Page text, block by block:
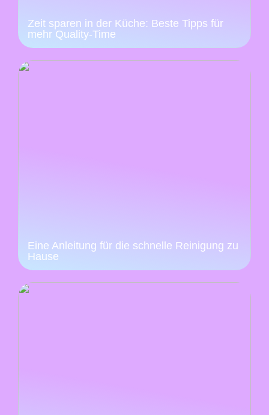
Zeit sparen in der Küche: Beste Tipps für
mehr Quality-Time
Eine Anleitung für die schnelle Reinigung zu
Hause